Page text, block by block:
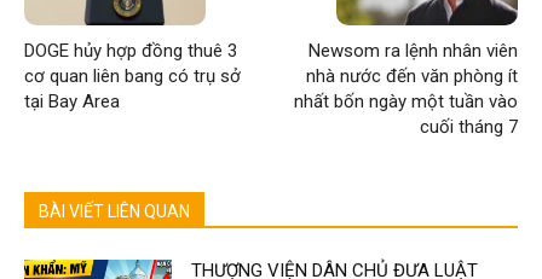
DOGE hủy hợp đồng thuê 3
cơ quan liên bang có trụ sở
tại Bay Area
Newsom ra lệnh nhân viên
nhà nước đến văn phòng ít
nhất bốn ngày một tuần vào
cuối tháng 7
BÀI VIẾT LIÊN QUAN
THƯỢNG VIỆN DÂN CHỦ ĐƯA LUẬT